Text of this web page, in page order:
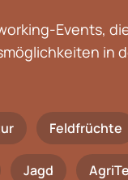
Events,
in
Feldfrüchte
Jagd